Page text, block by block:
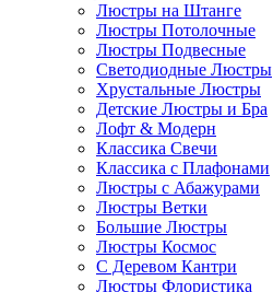
Люстры на Штанге
Люстры Потолочные
Люстры Подвесные
Светодиодные Люстры
Хрустальные Люстры
Детские Люстры и Бра
Лофт & Модерн
Классика Свечи
Классика с Плафонами
Люстры с Абажурами
Люстры Ветки
Большие Люстры
Люстры Космос
С Деревом Кантри
Люстры Флористика